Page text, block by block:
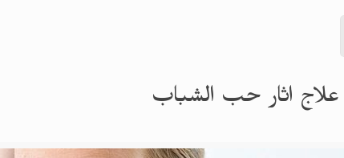
علاج اثار حب الشباب